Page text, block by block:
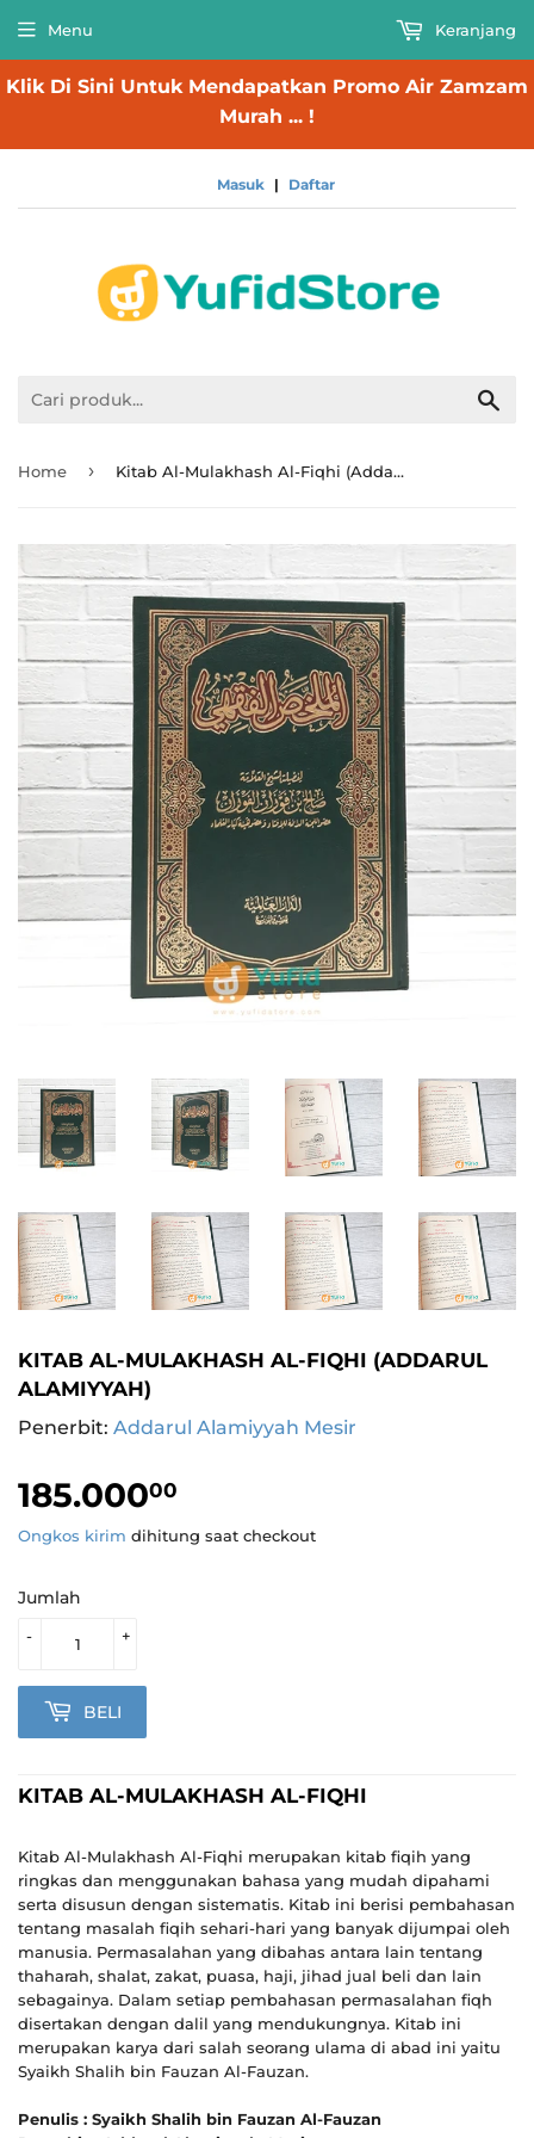
Klik Di Sini Untuk Mendapatkan Promo Air Zamzam
Murah ... !
Masuk | Daftar
Menu Keranjang
Home › Kitab Al-Mulakhash Al-Fiqhi (Addarul Alamiyyah)
KITAB AL-MULAKHASH AL-FIQHI (ADDARUL
ALAMIYYAH)
Penerbit: Addarul Alamiyyah Mesir
185.00000
Ongkos kirim dihitung saat checkout
Jumlah
+
-
BELI
KITAB AL-MULAKHASH AL-FIQHI
Kitab Al-Mulakhash Al-Fiqhi merupakan kitab fiqih yang
ringkas dan menggunakan bahasa yang mudah dipahami
serta disusun dengan sistematis. Kitab ini berisi pembahasan
tentang masalah fiqih sehari-hari yang banyak dijumpai oleh
manusia. Permasalahan yang dibahas antara lain tentang
thaharah, shalat, zakat, puasa, haji, jihad jual beli dan lain
sebagainya. Dalam setiap pembahasan permasalahan fiqh
disertakan dengan dalil yang mendukungnya. Kitab ini
merupakan karya dari salah seorang ulama di abad ini yaitu
Syaikh Shalih bin Fauzan Al-Fauzan.
Penulis : Syaikh Shalih bin Fauzan Al-Fauzan